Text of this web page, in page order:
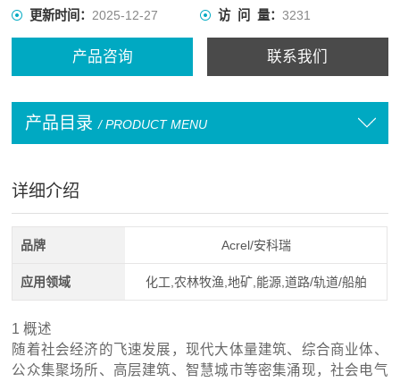
更新时间：2025-12-27 访 问 量： 3231
产品咨询 联系我们
产品目录 / PRODUCT MENU
详细介绍
品牌 Acrel/安科瑞
应用领域 化工,农林牧渔,地矿,能源,道路/轨道/船舶
1 概述
随着社会经济的飞速发展，现代大体量建筑、综合商业体、
公众集聚场所、高层建筑、智慧城市等密集涌现，社会电气